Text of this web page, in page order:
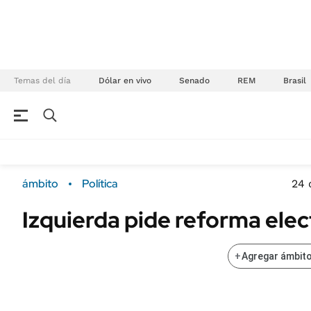
Temas del día Dólar en vivo Senado REM Brasil
Campo Sustentabilidad
ENERGY REPORT
ámbito Política 24
Izquierda pide reforma
+Agregar